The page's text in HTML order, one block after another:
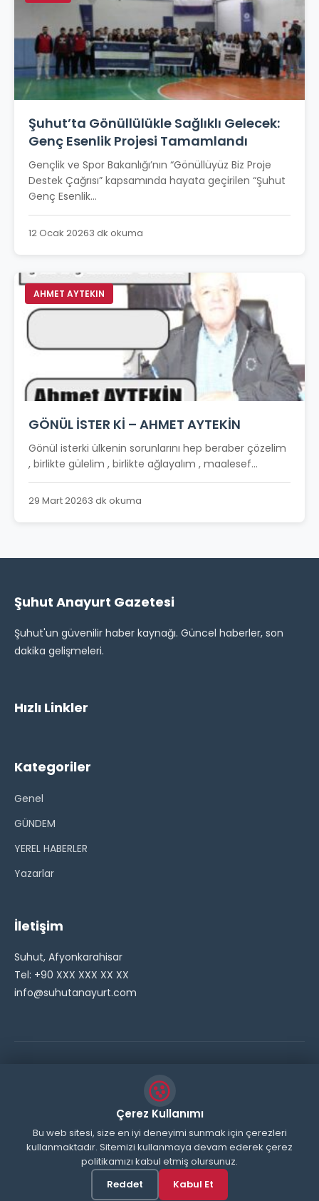
Şuhut’ta Gönüllülükle Sağlıklı Gelecek:
Genç Esenlik Projesi Tamamlandı
Gençlik ve Spor Bakanlığı’nın “Gönüllüyüz Biz Proje
Destek Çağrısı” kapsamında hayata geçirilen “Şuhut
Genç Esenlik...
12 Ocak 20263 dk okuma
AHMET AYTEKIN
GÖNÜL İSTER Kİ – AHMET AYTEKİN
Gönül isterki ülkenin sorunlarını hep beraber çözelim
, birlikte gülelim , birlikte ağlayalım , maalesef...
29 Mart 20263 dk okuma
Şuhut Anayurt Gazetesi
Şuhut'un güvenilir haber kaynağı. Güncel haberler, son
dakika gelişmeleri.
Hızlı Linkler
Kategoriler
Genel
GÜNDEM
YEREL HABERLER
Yazarlar
İletişim
Suhut, Afyonkarahisar
Tel: +90 XXX XXX XX XX
info@suhutanayurt.com
Çerez Kullanımı
Bu web sitesi, size en iyi deneyimi sunmak için çerezleri
kullanmaktadır. Sitemizi kullanmaya devam ederek çerez
politikamızı kabul etmiş olursunuz.
Reddet
Kabul Et
// Side Widget Resim Fix (Dosya önbelleğini aşmak için
inline ekliyoruz) function suhut_widget_image_fix() {
echo ''; } add_action('wp_head',
'suhut_widget_image_fix'); // JavaScript ile sticky
header'ı engelle function remove_sticky_header_js() {